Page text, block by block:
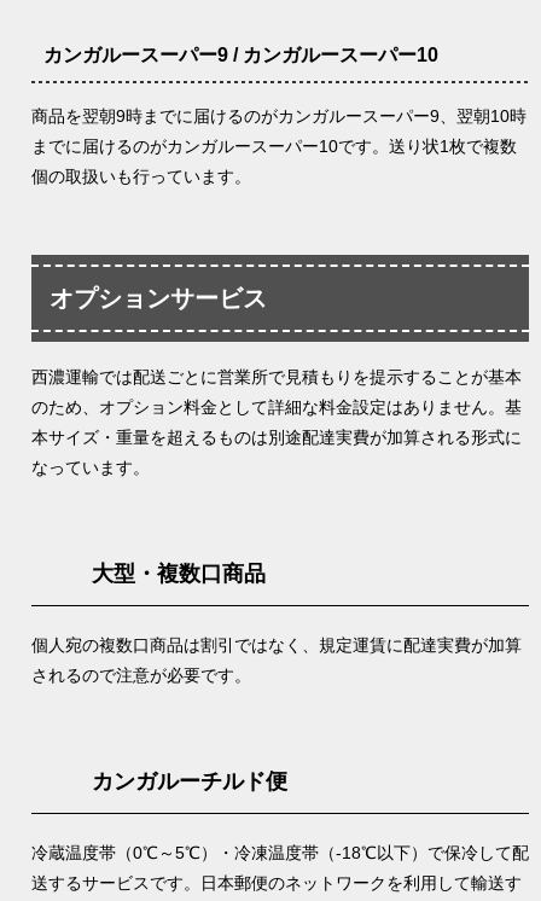
カンガルースーパー9 / カンガルースーパー10
商品を翌朝9時までに届けるのがカンガルースーパー9、翌朝10時
までに届けるのがカンガルースーパー10です。送り状1枚で複数
個の取扱いも行っています。
オプションサービス
西濃運輸では配送ごとに営業所で見積もりを提示することが基本
のため、オプション料金として詳細な料金設定はありません。基
本サイズ・重量を超えるものは別途配達実費が加算される形式に
なっています。
大型・複数口商品
個人宛の複数口商品は割引ではなく、規定運賃に配達実費が加算
されるので注意が必要です。
カンガルーチルド便
冷蔵温度帯（0℃～5℃）・冷凍温度帯（-18℃以下）で保冷して配
送するサービスです。日本郵便のネットワークを利用して輸送す